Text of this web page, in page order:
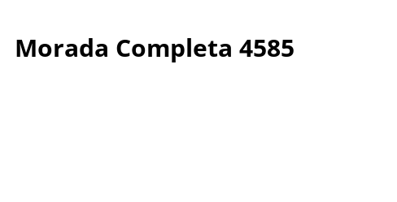
Morada Completa 4585